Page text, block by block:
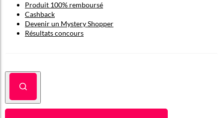
Produit 100% remboursé
Cashback
Devenir un Mystery Shopper
Résultats concours